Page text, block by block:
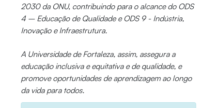
2030 da ONU, contribuindo para o alcance do ODS
4 – Educação de Qualidade e ODS 9 - Indústria,
Inovação e Infraestrutura.
A Universidade de Fortaleza, assim, assegura a
educação inclusiva e equitativa e de qualidade, e
promove oportunidades de aprendizagem ao longo
da vida para todos.